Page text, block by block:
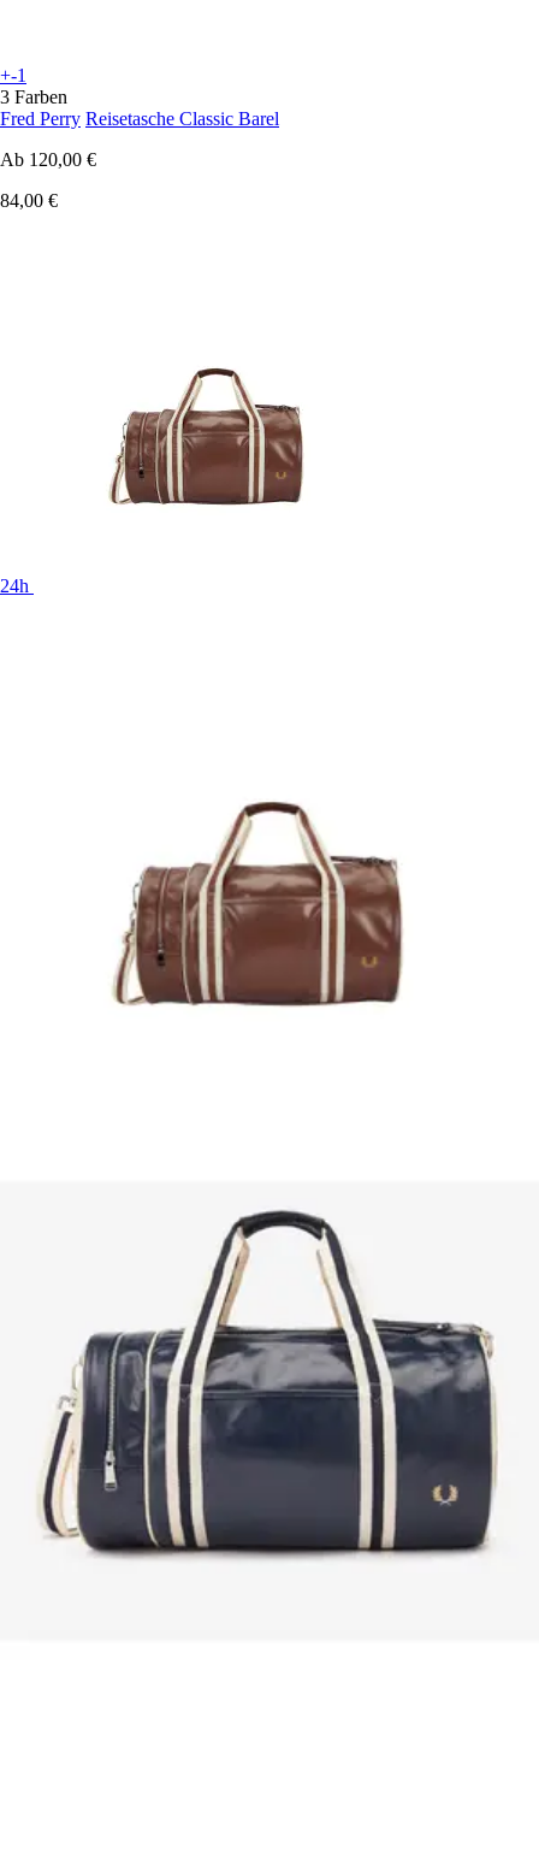
+-1
3 Farben
Fred Perry Reisetasche Classic Barel
Ab 120,00 €
84,00 €
24h